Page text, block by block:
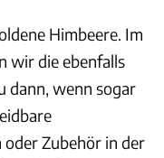
Himbeere. Im
wir die ebenfalls
dann, wenn sogar
Zubehör in der